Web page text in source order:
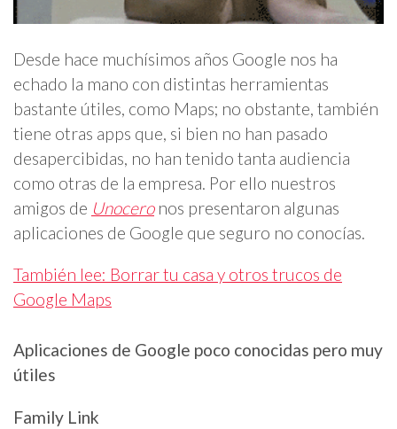
Desde hace muchísimos años Google nos ha
echado la mano con distintas herramientas
bastante útiles, como Maps; no obstante, también
tiene otras apps que, si bien no han pasado
desapercibidas, no han tenido tanta audiencia
como otras de la empresa. Por ello nuestros
amigos de Unoceronos presentaron algunas
aplicaciones de Google que seguro no conocías.
También lee: Borrar tu casa y otros trucos de
Google Maps
Aplicaciones de Google poco conocidas pero muy
útiles
Family Link